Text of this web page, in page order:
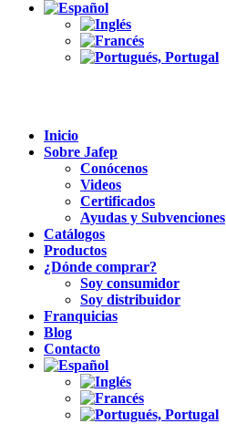
Inicio
Sobre Jafep
Conócenos
Videos
Certificados
Ayudas y Subvenciones
Catálogos
Productos
¿Dónde comprar?
Soy consumidor
Soy distribuidor
Franquicias
Blog
Contacto